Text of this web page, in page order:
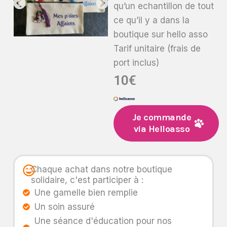
qu’un echantillon de tout
ce qu’il y a dans la
boutique sur hello asso
Tarif unitaire (frais de
port inclus)
10€
Je commande
via Helloasso
Chaque achat dans notre boutique
solidaire, c'est participer à :
Une gamelle bien remplie
Un soin assuré
Une séance d'éducation pour nos